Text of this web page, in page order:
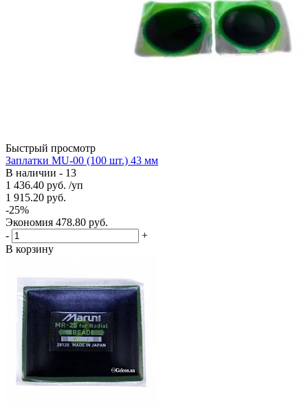
Быстрый просмотр
Заплатки MU-00 (100 шт.) 43 мм
В наличии - 13
1 436.40 руб. /уп
1 915.20 руб.
-25%
Экономия 478.80 руб.
-
+
В корзину